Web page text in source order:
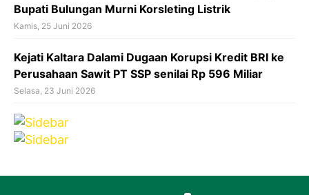
Bupati Bulungan Murni Korsleting Listrik
Kamis, 25 Juni 2026
Kejati Kaltara Dalami Dugaan Korupsi Kredit BRI ke
Perusahaan Sawit PT SSP senilai Rp 596 Miliar
Selasa, 23 Juni 2026